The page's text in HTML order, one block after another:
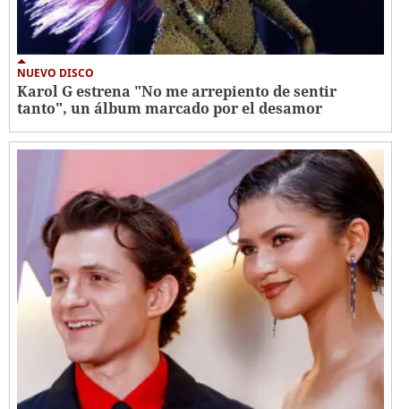
NUEVO DISCO
Karol G estrena "No me arrepiento de sentir
tanto", un álbum marcado por el desamor